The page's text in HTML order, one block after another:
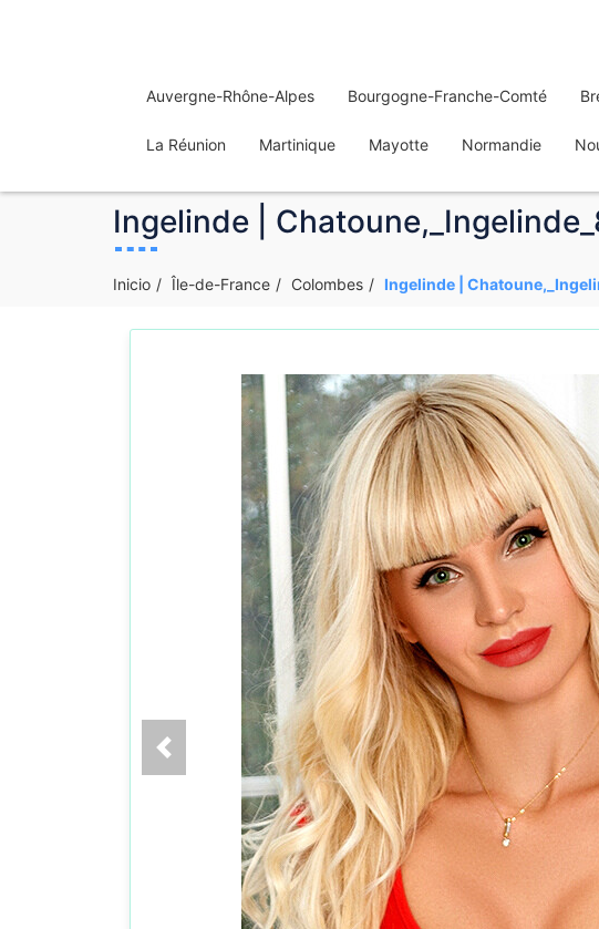
Auvergne-Rhône-Alpes Bourgogne-Franche-Comté
La Réunion Martinique Mayotte Normandie
Ingelinde |
Inicio Île-de-France Colombes Ingelinde |